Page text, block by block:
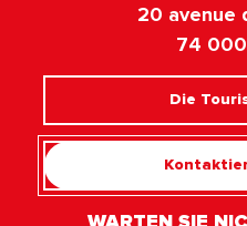
20 avenue
74
Die